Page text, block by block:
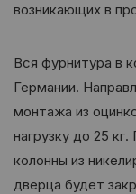
возникающих в
Вся фурнитура в
Германии.
монтажа из
нагрузку до 25
колонны из
дверца будет